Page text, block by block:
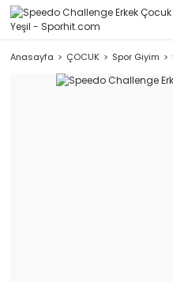
Anasayfa ÇOCUK Spor Giyim